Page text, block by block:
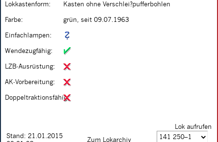
Lokkastenform: Kasten ohne Verschlei?pufferbohlen
Farbe: grün, seit 09.07.1963
Einfachlampen:
Wendezugfähig:
LZB-Ausrüstung:
AK-Vorbereitung:
Doppeltraktionsfähig:
Stand: 21.01.2015
Zum Lokarchiv
Lok aufrufen